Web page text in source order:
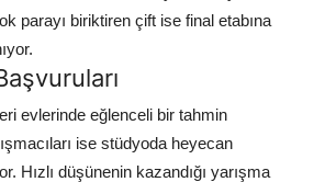
parayı biriktiren çift ise final etabına
evlerinde eğlenceli bir tahmin
ise stüdyoda heyecan
Hızlı düşünenin kazandığı yarışma